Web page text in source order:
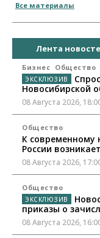
Все материалы
Лента
Бизнес Общество
Новосибирской
08 Августа 2026,
Общество
К современному
России
08 Августа 2026,
Общество
приказы о
08 Августа 2026,